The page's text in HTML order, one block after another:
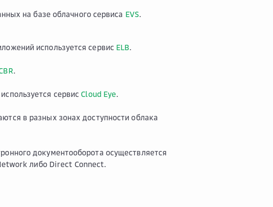
на базе облачного сервиса EVS.
используется сервис ELB.
.
сервисCloud Eye.
в разных зонах доступности облака
документооборота осуществляется
либо Direct Connect.